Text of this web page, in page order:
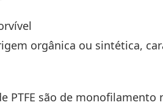
orgânica ou sintética,
PTFE são de monofilamento